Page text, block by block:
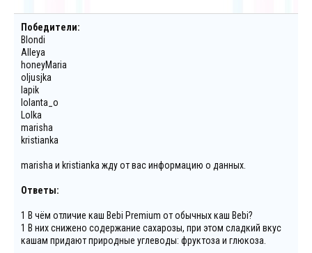
Победители:
Blondi
Alleya
honeyMaria
oljusjka
lapik
Iolanta_o
Lolka
marisha
kristianka
marisha и kristianka жду от вас информацию о данных.
Ответы:
1 В чём отличие каш Bebi Premium от обычных каш Bebi?
1 В них снижено содержание сахарозы, при этом сладкий вкус
кашам придают природные углеводы: фруктоза и глюкоза.